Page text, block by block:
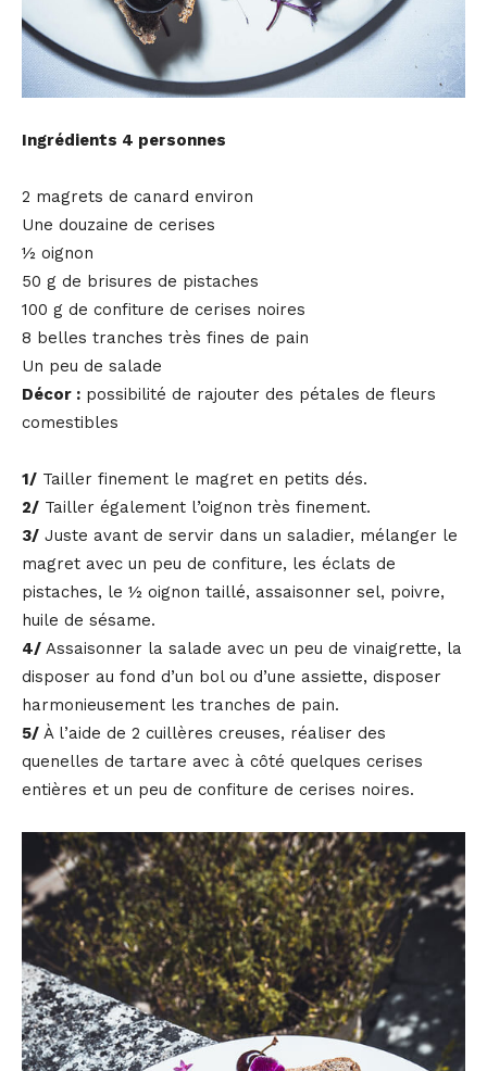
Ingrédients 4 personnes
2 magrets de canard environ
Une douzaine de cerises
½ oignon
50 g de brisures de pistaches
100 g de confiture de cerises noires
8 belles tranches très fines de pain
Un peu de salade
Décor : possibilité de rajouter des pétales de fleurs
comestibles
1/ Tailler finement le magret en petits dés.
2/ Tailler également l’oignon très finement.
3/ Juste avant de servir dans un saladier, mélanger le
magret avec un peu de confiture, les éclats de
pistaches, le ½ oignon taillé, assaisonner sel, poivre,
huile de sésame.
4/ Assaisonner la salade avec un peu de vinaigrette, la
disposer au fond d’un bol ou d’une assiette, disposer
harmonieusement les tranches de pain.
5/ À l’aide de 2 cuillères creuses, réaliser des
quenelles de tartare avec à côté quelques cerises
entières et un peu de confiture de cerises noires.